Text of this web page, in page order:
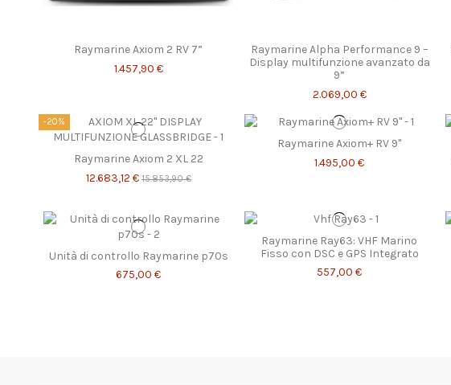
Raymarine Axiom 2 RV 7”
1.457,90 €
Raymarine Alpha Performance 9 –
Display multifunzione avanzato da
9”
2.069,00 €
-20%
Raymarine Axiom 2 XL 22
12.683,12 € 15.853,90 €
Raymarine Axiom+ RV 9"
1.495,00 €
Unità di controllo Raymarine p70s
675,00 €
Raymarine Ray63: VHF Marino
Fisso con DSC e GPS Integrato
557,00 €